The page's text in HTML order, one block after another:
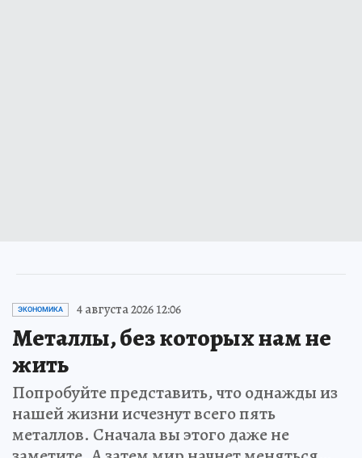
ЭКОНОМИКА 4 августа 2026 12:06
Металлы, без которых нам не
жить
Попробуйте представить, что однажды из
нашей жизни исчезнут всего пять
металлов. Сначала вы этого даже не